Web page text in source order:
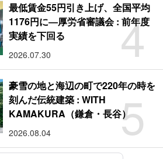
4
最低賃金55円引き上げ、全国平均
1176円に―厚労省審議会 : 前年度
実績を下回る
2026.07.30
5
豪雪の地と海辺の町で220年の時を
刻んだ伝統建築 : WITH
KAMAKURA（鎌倉・長谷）
2026.08.04